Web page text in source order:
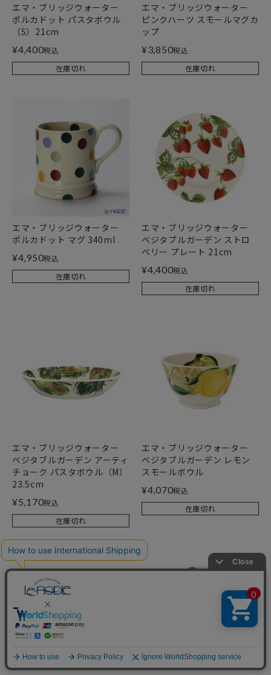
エマ・ブリッジウォーター
ポルカドット パスタボウル
（S）21cm
¥4,400税込
在庫切れ
エマ・ブリッジウォーター
ピンクハーツ スモールマグカ
ップ
¥3,850税込
在庫切れ
エマ・ブリッジウォーター
ポルカドット マグ 340ml
¥4,950税込
在庫切れ
エマ・ブリッジウォーター
ベジタブルガーデン ストロ
ベリー プレート 21cm
¥4,400税込
在庫切れ
エマ・ブリッジウォーター
ベジタブルガーデン アーティ
チョーク パスタボウル（M）
23.5cm
¥5,170税込
在庫切れ
エマ・ブリッジウォーター
ベジタブルガーデン レモン
スモールボウル
¥4,070税込
在庫切れ